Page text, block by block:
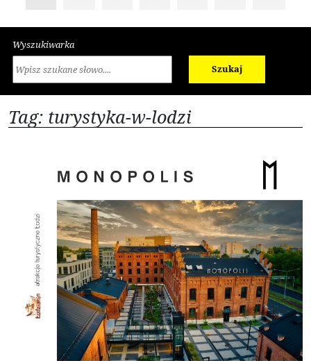
Wyszukiwarka
Szukaj
Tag: turystyka-w-lodzi